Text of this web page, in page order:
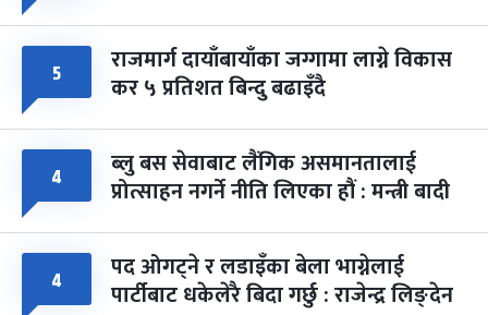
५ राजमार्ग दायाँबायाँका जग्गामा लाग्ने विकास
कर ५ प्रतिशत बिन्दु बढाइँदै
४ ब्लु बस सेवाबाट लैंगिक असमानतालाई
प्रोत्साहन नगर्ने नीति लिएका हौं : मन्त्री बादी
४ पद ओगट्ने र लडाइँका बेला भाग्नेलाई
पार्टीबाट धकेलेरै बिदा गर्छु : राजेन्द्र लिङ्देन